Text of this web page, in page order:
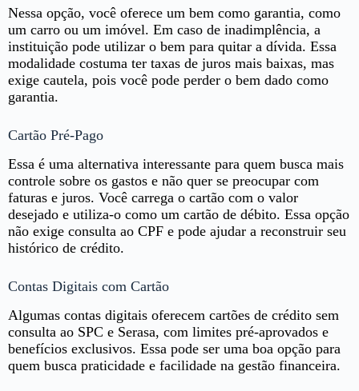
Nessa opção, você oferece um bem como garantia, como
um carro ou um imóvel. Em caso de inadimplência, a
instituição pode utilizar o bem para quitar a dívida. Essa
modalidade costuma ter taxas de juros mais baixas, mas
exige cautela, pois você pode perder o bem dado como
garantia.
Cartão Pré-Pago
Essa é uma alternativa interessante para quem busca mais
controle sobre os gastos e não quer se preocupar com
faturas e juros. Você carrega o cartão com o valor
desejado e utiliza-o como um cartão de débito. Essa opção
não exige consulta ao CPF e pode ajudar a reconstruir seu
histórico de crédito.
Contas Digitais com Cartão
Algumas contas digitais oferecem cartões de crédito sem
consulta ao SPC e Serasa, com limites pré-aprovados e
benefícios exclusivos. Essa pode ser uma boa opção para
quem busca praticidade e facilidade na gestão financeira.